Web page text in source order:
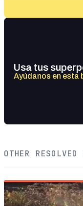
Usa tus
Ayúdanos en esta
OTHER RESOLVED